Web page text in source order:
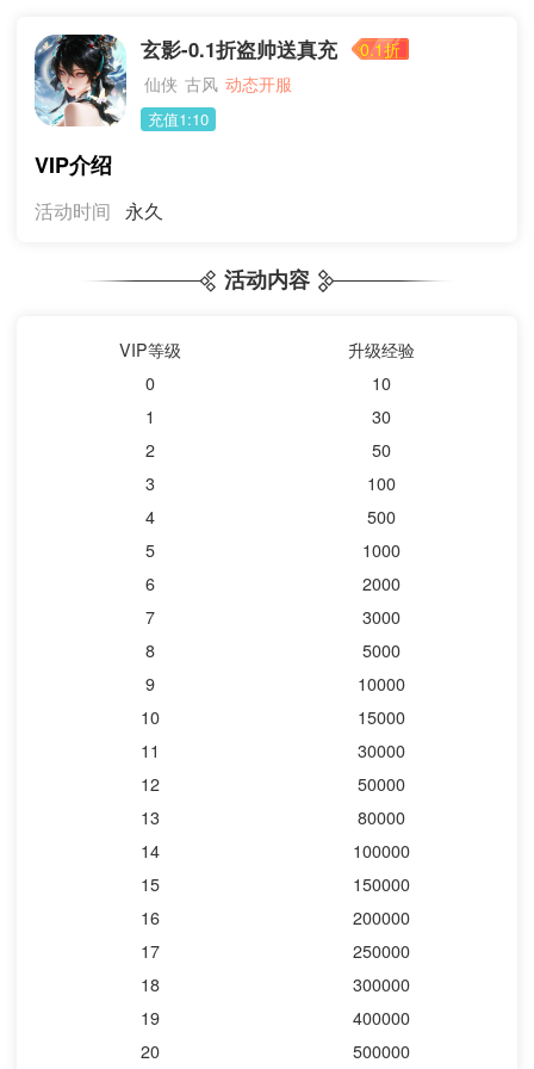
玄影-0.1折盗帅送真充
0.1折
仙侠 古风 动态开服
充值1:10
VIP介绍
活动时间 永久
活动内容
VIP等级
升级经验
0
10
1
30
2
50
3
100
4
500
5
1000
6
2000
7
3000
8
5000
9
10000
10
15000
11
30000
12
50000
13
80000
14
100000
15
150000
16
200000
17
250000
18
300000
19
400000
20
500000